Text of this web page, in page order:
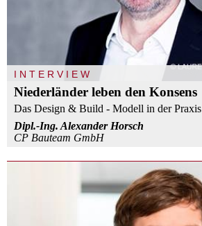
INTERVIEW
Niederländer leben den Konsens
Das Design & Build - Modell in der Praxis
Dipl.-Ing. Alexander Horsch
CP Bauteam GmbH